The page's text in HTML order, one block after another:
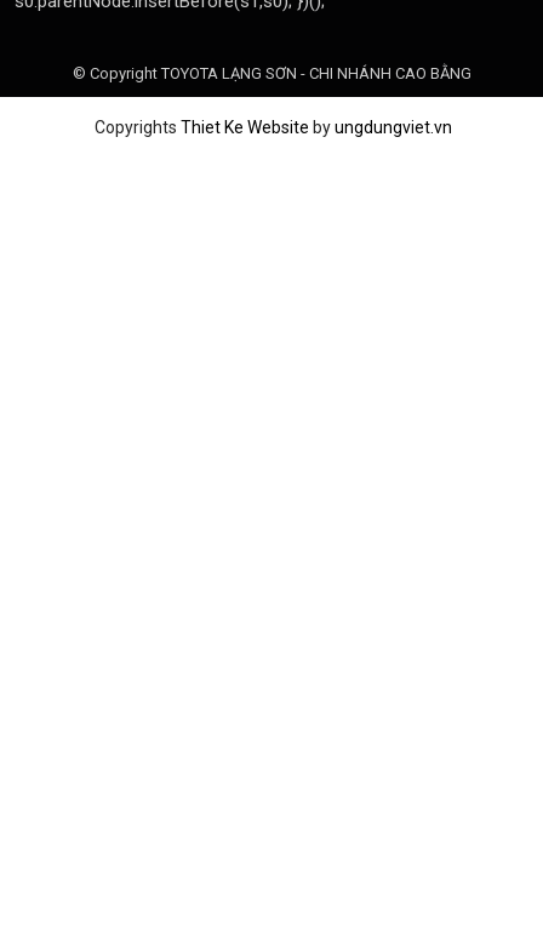
© Copyright TOYOTA LẠNG SƠN - CHI NHÁNH CAO BẰNG
Copyrights Thiet Ke Website byungdungviet.vn